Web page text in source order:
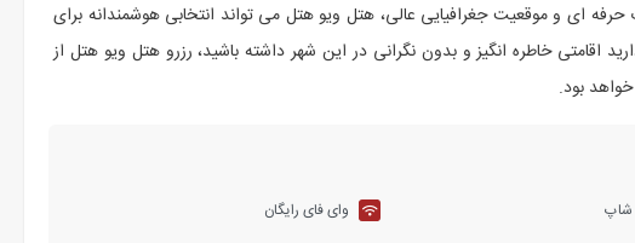
حرفه ‌ای و موقعیت جغرافیایی عالی، هتل ویو هتل می ‌تواند انتخابی هوشمندانه برای
اقامتی خاطره‌ انگیز و بدون نگرانی در این شهر داشته باشید، رزرو هتل ویو هتل از
بود.
شاپ
وای فای رایگان